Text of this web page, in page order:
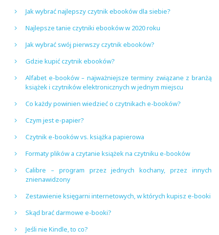
Jak wybrać najlepszy czytnik ebooków dla siebie?
Najlepsze tanie czytniki ebooków w 2020 roku
Jak wybrać swój pierwszy czytnik ebooków?
Gdzie kupić czytnik ebooków?
Alfabet e-booków – najważniejsze terminy związane z branżą
książek i czytników elektronicznych w jednym miejscu
Co każdy powinien wiedzieć o czytnikach e-booków?
Czym jest e-papier?
Czytnik e-booków vs. książka papierowa
Formaty plików a czytanie książek na czytniku e-booków
Calibre – program przez jednych kochany, przez innych
znienawidzony
Zestawienie księgarni internetowych, w których kupisz e-booki
Skąd brać darmowe e-booki?
Jeśli nie Kindle, to co?